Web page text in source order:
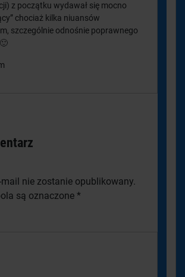
z początku wydawał się mocno
chociaż kilka niuansów
szczególnie odnośnie poprawnego
nie zostanie opublikowany.
są oznaczone *